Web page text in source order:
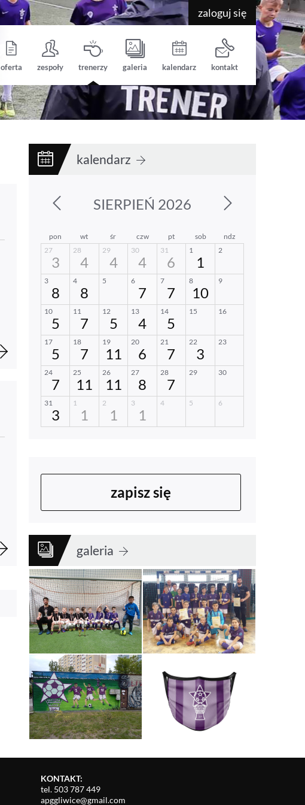
zaloguj się
oferta zespoły trenerzy galeria kalendarz kontakt
kalendarz
zapisz się
galeria
KONTAKT:
tel. 503 787 449
apggliwice@gmail.com